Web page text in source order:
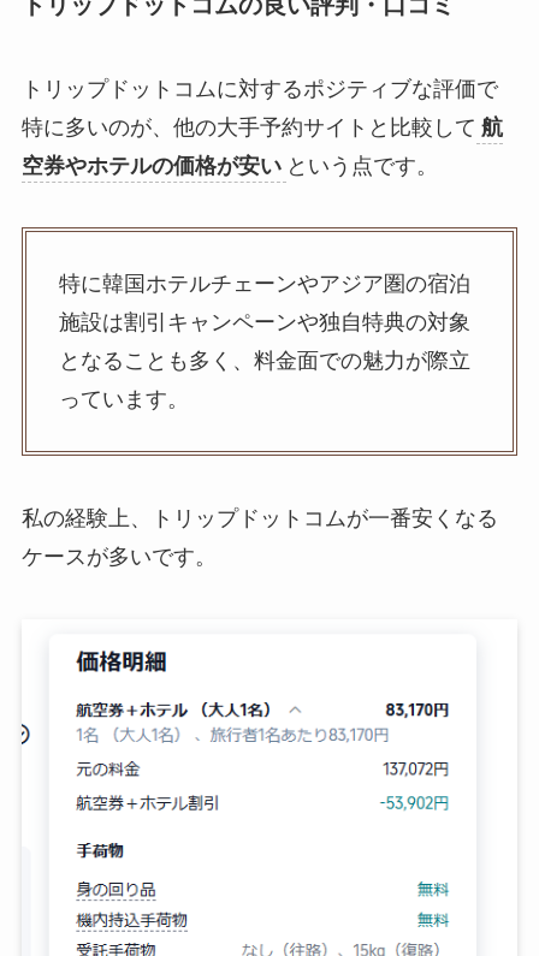
トリップドットコムに対するポジティブな評価で
特に多いのが、他の大手予約サイトと比較して 航
空券やホテルの価格が安い という点です。
特に韓国ホテルチェーンやアジア圏の宿泊
施設は割引キャンペーンや独自特典の対象
となることも多く、料金面での魅力が際立
っています。
私の経験上、トリップドットコムが一番安くなる
ケースが多いです。